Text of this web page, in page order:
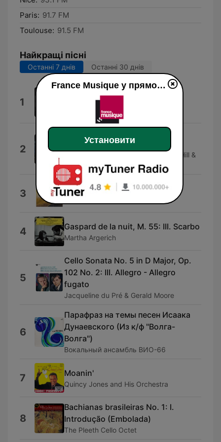
Paris: 91.7 FM
Toulouse: 91.5 FM
Найкращі пісні
Останні 7 днів Останні 30 днів
1
Una Donna allo Specchio (feat.
Edda Dell'Orso)
2
Patrick Doyle, Robert Ziegler, Tony
Hymas, Jonathan Snowdon, Robert Hill &
Richard Morgan
3 Mantra, Work No. 32: bar 1-2
4 Gaspard de la nuit, M. 55: III. Scarbo
Martha Argerich
5
Cello Sonata No. 5 in D Major, Op.
102 No. 2: III. Allegro - Allegro
fugato
Jacqueline du Pré & Gerald Moore
6
Парафраз на темы песен Исаака
Дунаевского (Из к/ф "Волга-
Волга")
Вокальный ансамбль ВИО-66
7 Moanin'
Quincy Jones and His Orchestra
8
Bachianas brasileiras No. 1: I.
Introdução (Embolada)
The Pleeth Cello Octet
France Musique у прямому ефір
Установити